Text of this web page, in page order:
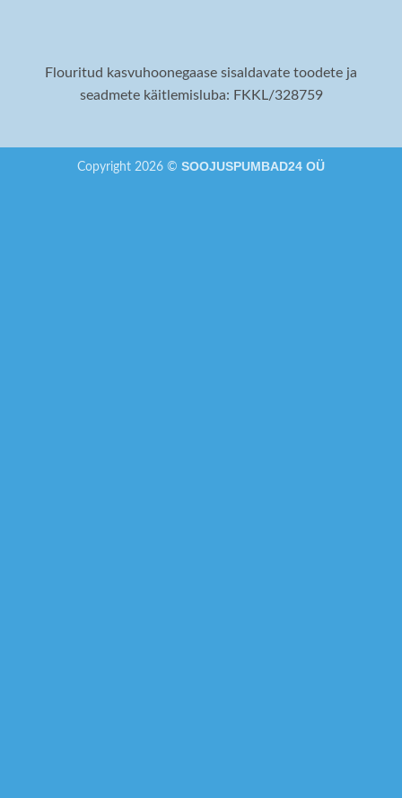
Flouritud kasvuhoonegaase sisaldavate toodete ja
seadmete käitlemisluba: FKKL/328759
Copyright 2026 © SOOJUSPUMBAD24 OÜ